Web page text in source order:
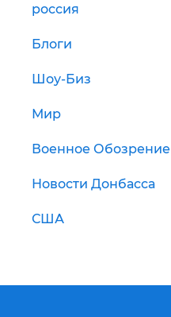
россия
Блоги
Шоу-Биз
Мир
Военное Обозрение
Новости Донбасса
США